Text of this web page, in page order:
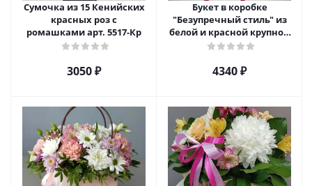
Сумочка из 15 Кенийских
красных роз с
ромашками арт. 5517-Кр
3050 ₽
Букет в коробке
"Безупречный стиль" из
белой и красной крупной
розы Эквадор. арт. 5515
4340 ₽